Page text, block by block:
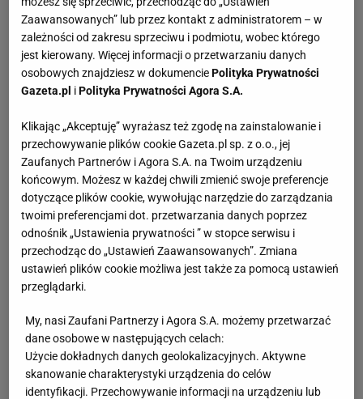
Zaawansowanych” lub przez kontakt z administratorem – w
zależności od zakresu sprzeciwu i podmiotu, wobec którego
jest kierowany. Więcej informacji o przetwarzaniu danych
osobowych znajdziesz w dokumenciePolityka Prywatności
Gazeta.pl iPolityka Prywatności Agora S.A.
Klikając „Akceptuję” wyrażasz też zgodę na zainstalowanie i
przechowywanie plików cookie Gazeta.pl sp. z o.o., jej
Zaufanych Partnerów i Agora S.A. na Twoim urządzeniu
końcowym. Możesz w każdej chwili zmienić swoje preferencje
dotyczące plików cookie, wywołując narzędzie do zarządzania
twoimi preferencjami dot. przetwarzania danych poprzez
odnośnik „Ustawienia prywatności ” w stopce serwisu i
przechodząc do „Ustawień Zaawansowanych”. Zmiana
ustawień plików cookie możliwa jest także za pomocą ustawień
przeglądarki.
My, nasi Zaufani Partnerzy i Agora S.A. możemy przetwarzać
dane osobowe w następujących celach:
Użycie dokładnych danych geolokalizacyjnych. Aktywne
skanowanie charakterystyki urządzenia do celów
identyfikacji. Przechowywanie informacji na urządzeniu lub